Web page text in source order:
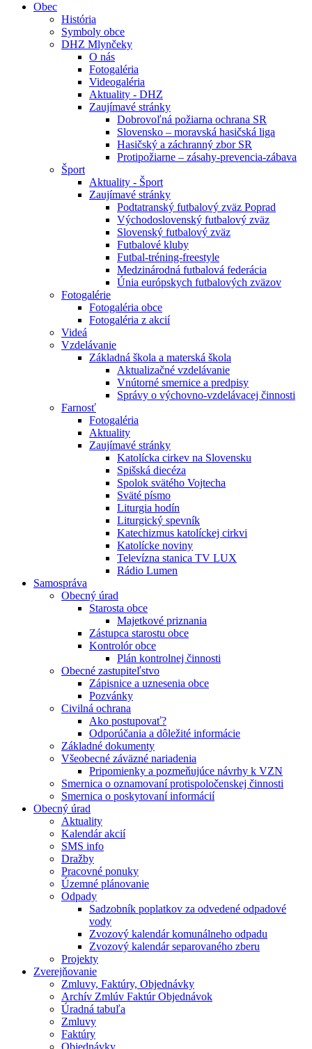
Obec
História
Symboly obce
DHZ Mlynčeky
O nás
Fotogaléria
Videogaléria
Aktuality - DHZ
Zaujímavé stránky
Dobrovoľná požiarna ochrana SR
Slovensko – moravská hasičská liga
Hasičský a záchranný zbor SR
Protipožiarne – zásahy-prevencia-zábava
Šport
Aktuality - Šport
Zaujímavé stránky
Podtatranský futbalový zväz Poprad
Východoslovenský futbalový zväz
Slovenský futbalový zväz
Futbalové kluby
Futbal-tréning-freestyle
Medzinárodná futbalová federácia
Únia európskych futbalových zväzov
Fotogalérie
Fotogaléria obce
Fotogaléria z akcií
Videá
Vzdelávanie
Základná škola a materská škola
Aktualizačné vzdelávanie
Vnútorné smernice a predpisy
Správy o výchovno-vzdelávacej činnosti
Farnosť
Fotogaléria
Aktuality
Zaujímavé stránky
Katolícka cirkev na Slovensku
Spišská diecéza
Spolok svätého Vojtecha
Sväté písmo
Liturgia hodín
Liturgický spevník
Katechizmus katolíckej cirkvi
Katolícke noviny
Televízna stanica TV LUX
Rádio Lumen
Samospráva
Obecný úrad
Starosta obce
Majetkové priznania
Zástupca starostu obce
Kontrolór obce
Plán kontrolnej činnosti
Obecné zastupiteľstvo
Zápisnice a uznesenia obce
Pozvánky
Civilná ochrana
Ako postupovať?
Odporúčania a dôležité informácie
Základné dokumenty
Všeobecné záväzné nariadenia
Pripomienky a pozmeňujúce návrhy k VZN
Smernica o oznamovaní protispoločenskej činnosti
Smernica o poskytovaní informácií
Obecný úrad
Aktuality
Kalendár akcií
SMS info
Dražby
Pracovné ponuky
Územné plánovanie
Odpady
Sadzobník poplatkov za odvedené odpadové
vody
Zvozový kalendár komunálneho odpadu
Zvozový kalendár separovaného zberu
Projekty
Zverejňovanie
Zmluvy, Faktúry, Objednávky
Archív Zmlúv Faktúr Objednávok
Úradná tabuľa
Zmluvy
Faktúry
Objednávky